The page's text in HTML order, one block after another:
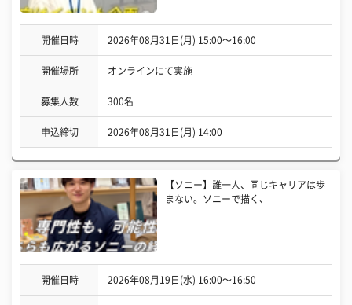
開催日時 2026年08月31日(月) 15:00〜16:00
開催場所 オンラインにて実施
募集人数 300名
申込締切 2026年08月31日(月) 14:00
【ソニー】誰一人、同じキャリアは歩
まない。ソニーで描く、
開催日時 2026年08月19日(水) 16:00〜16:50